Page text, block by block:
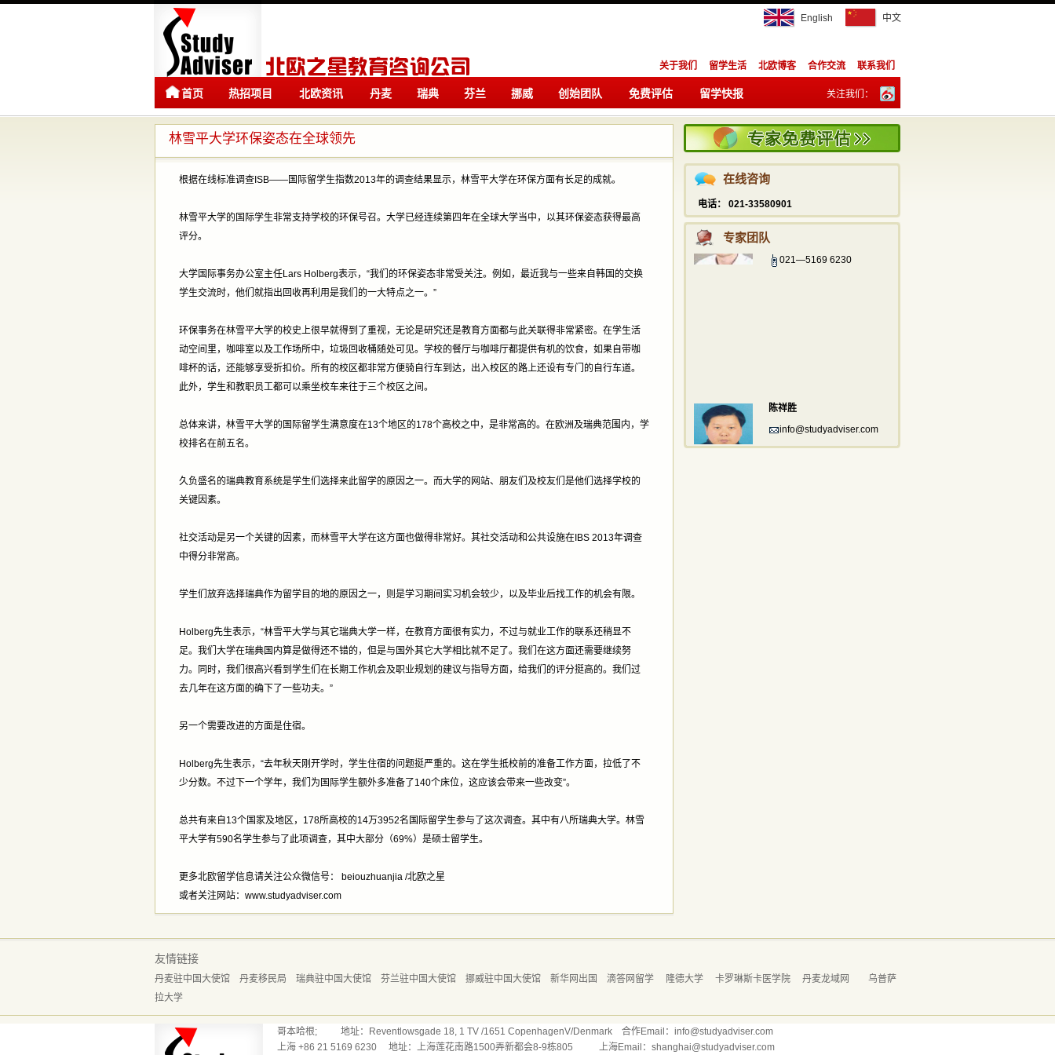
English 中文
关于我们 留学生活 北欧博客 合作交流 联系我们
首页 热招项目 北欧资讯 丹麦
留学
瑞典
留学
芬兰 挪威 创始团队 免费评估 留学快报 关注我们：
订阅：
林雪平大学环保姿态在全球领先
根据在线标准调查ISB——国际留学生指数2013年的调查结果显示，林雪平大学在环保方面有长足的成就。
林雪平大学的国际学生非常支持学校的环保号召。大学已经连续第四年在全球大学当中，以其环保姿态获得最高
评分。
大学国际事务办公室主任Lars Holberg表示，“我们的环保姿态非常受关注。例如，最近我与一些来自韩国的交换
学生交流时，他们就指出回收再利用是我们的一大特点之一。”
环保事务在林雪平大学的校史上很早就得到了重视，无论是研究还是教育方面都与此关联得非常紧密。在学生活
动空间里，咖啡室以及工作场所中，垃圾回收桶随处可见。学校的餐厅与咖啡厅都提供有机的饮食，如果自带咖
啡杯的话，还能够享受折扣价。所有的校区都非常方便骑自行车到达，出入校区的路上还设有专门的自行车道。
此外，学生和教职员工都可以乘坐校车来往于三个校区之间。
总体来讲，林雪平大学的国际留学生满意度在13个地区的178个高校之中，是非常高的。在欧洲及瑞典范围内，学
校排名在前五名。
久负盛名的瑞典教育系统是学生们选择来此留学的原因之一。而大学的网站、朋友们及校友们是他们选择学校的
关键因素。
社交活动是另一个关键的因素，而林雪平大学在这方面也做得非常好。其社交活动和公共设施在IBS 2013年调查
中得分非常高。
学生们放弃选择瑞典作为留学目的地的原因之一，则是学习期间实习机会较少，以及毕业后找工作的机会有限。
Holberg先生表示，“林雪平大学与其它瑞典大学一样，在教育方面很有实力，不过与就业工作的联系还稍显不
足。我们大学在瑞典国内算是做得还不错的，但是与国外其它大学相比就不足了。我们在这方面还需要继续努
力。同时，我们很高兴看到学生们在长期工作机会及职业规划的建议与指导方面，给我们的评分挺高的。我们过
去几年在这方面的确下了一些功夫。”
另一个需要改进的方面是住宿。
Holberg先生表示，“去年秋天刚开学时，学生住宿的问题挺严重的。这在学生抵校前的准备工作方面，拉低了不
少分数。不过下一个学年，我们为国际学生额外多准备了140个床位，这应该会带来一些改变”。
总共有来自13个国家及地区，178所高校的14万3952名国际留学生参与了这次调查。其中有八所瑞典大学。林雪
平大学有590名学生参与了此项调查，其中大部分（69%）是硕士留学生。
更多北欧留学信息请关注公众微信号： beiouzhuanjia /北欧之星
或者关注网站：www.studyadviser.com
在线咨询
电话： 021-33580901
专家团队
陈祥胜
info@studyadviser.com
潘宁
陈祥胜
友情链接
丹麦驻中国大使馆 丹麦移民局 瑞典驻中国大使馆 芬兰驻中国大使馆 挪威驻中国大使馆 新华网出国 滴答网留学 隆德大学 卡罗琳斯卡医学院 丹麦龙域网
乌普萨
拉大学
哥本哈根; 地址：Reventlowsgade 18, 1 TV /1651 CopenhagenV/Denmark 合作Email：info@studyadviser.com
上海 +86 21 5169 6230 地址：上海莲花南路1500弄新都会8-9栋805 上海Email：shanghai@studyadviser.com